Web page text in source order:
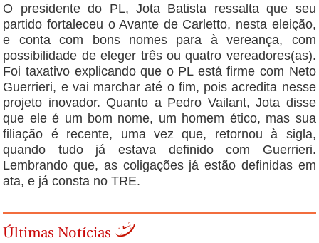
O presidente do PL, Jota Batista ressalta que seu
partido fortaleceu o Avante de Carletto, nesta eleição,
e conta com bons nomes para à vereança, com
possibilidade de eleger três ou quatro vereadores(as).
Foi taxativo explicando que o PL está firme com Neto
Guerrieri, e vai marchar até o fim, pois acredita nesse
projeto inovador. Quanto a Pedro Vailant, Jota disse
que ele é um bom nome, um homem ético, mas sua
filiação é recente, uma vez que, retornou à sigla,
quando tudo já estava definido com Guerrieri.
Lembrando que, as coligações já estão definidas em
ata, e já consta no TRE.
Últimas Notícias